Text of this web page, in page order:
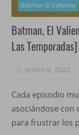
Batman El Valiente
Batman, El
Las Temporadas]
enero 9, 2022
Cada episodio
asociándose con
para frustrar los